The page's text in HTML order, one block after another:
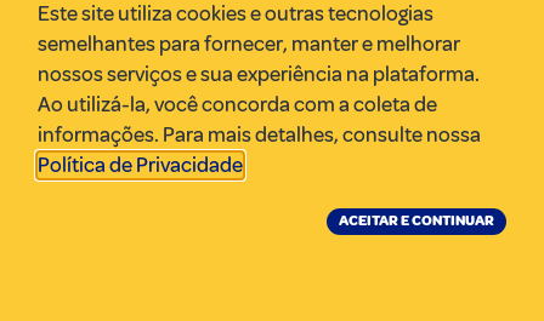
VR Assessoria
Parcerias
Envie uma pauta
Anuncie
Este site utiliza cookies e outras tecnologias
semelhantes para fornecer, manter e melhorar
nossos serviços e sua experiência na plataforma.
Ao utilizá-la, você concorda com a coleta de
informações. Para mais detalhes, consulte nossa
Política de Privacidade.
ACEITAR E CONTINUAR